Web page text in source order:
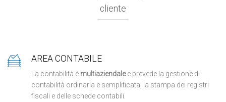
cliente
AREA CONTABILE
La contabilità è multiaziendalee prevede la gestione di
contabilità ordinaria e semplificata, la stampa dei registri
fiscali e delle schede contabili.